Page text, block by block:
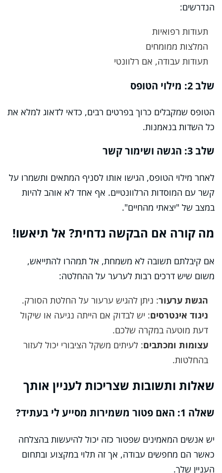
הנדרשים:
תעודות רפואיות
המלצות ממומחים
תעודות עבודה, אם רלוונטי
שלב 2: מילוי הטופס
הטופס שמקבלים כרוך בפרטים רבים, כדאי לדאוג למלא את
כל השדות בנאמנות.
שלב 3: הגשה ושימור קשר
לאחר מילוי הטופס, הגישו אותו לסניף המתאים ותשמרו על
קשר עם המוסדות הרלוונטיים. אף אחד לא אוהב להיות
במצב של "יצאתי מהחיים".
מה קורה אם הבקשה נדחית? אל תיאשו!
אם קיבלתם תשובה לא משמחת, אל תמהרו להתייאש,
משום שיש דרכים רבות לערער על ההחלטה:
הגשת ערעור: ניתן להגיש ערעור על החלטת הסורק.
ניגוד אינטרסים: יש לבדוק אם הייתה נגיעה או שיקול
דעת מוטעה במקרה שלכם.
עצומות ומכתבים: לעיתים משקל הציבורי יכול לעזור
בהחלטות.
שאלות ותשובות שצריכות לעניין אותך
שאלה 1: האם פטור משמירות מסייע לי בעתיד?
יש אנשים המאמינים שפטור כזה יכול להיעשות בהצלחה
כאשר הם מחפשים עבודה, אך זה תלוי במקצוע ובתחום
העניין שלך.